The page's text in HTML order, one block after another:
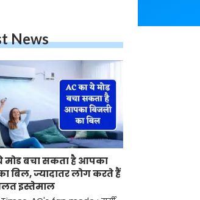
News
मोड बचा सकता है आपका
बिल, ज्यादातर लोग करते हैं
इस्तेमाल